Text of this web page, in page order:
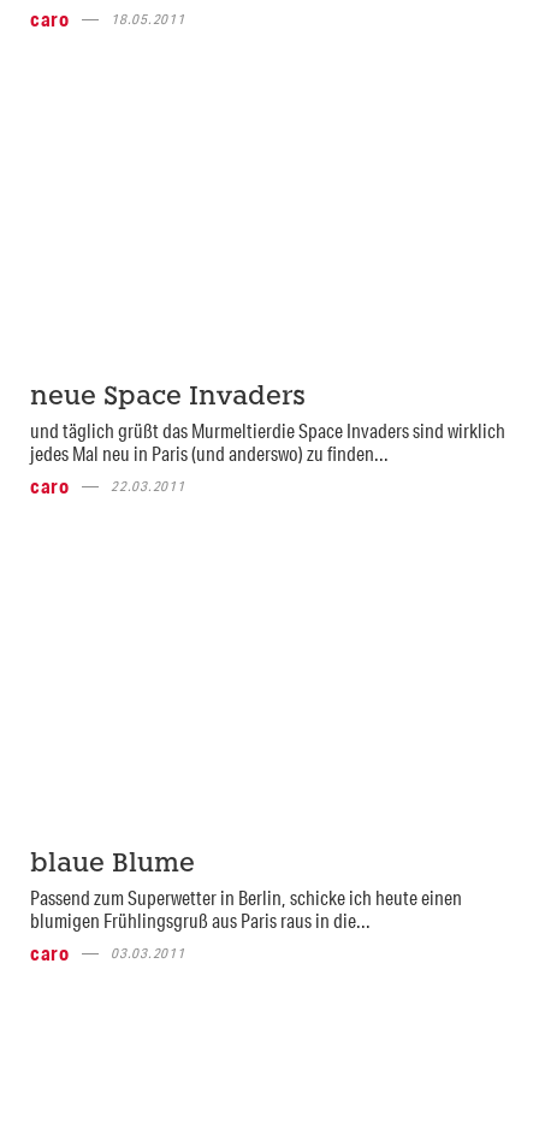
caro
18.05.2011
neue Space Invaders
und täglich grüßt das Murmeltierdie Space Invaders sind wirklich
jedes Mal neu in Paris (und anderswo) zu finden...
caro
22.03.2011
blaue Blume
Passend zum Superwetter in Berlin, schicke ich heute einen
blumigen Frühlingsgruß aus Paris raus in die...
caro
03.03.2011